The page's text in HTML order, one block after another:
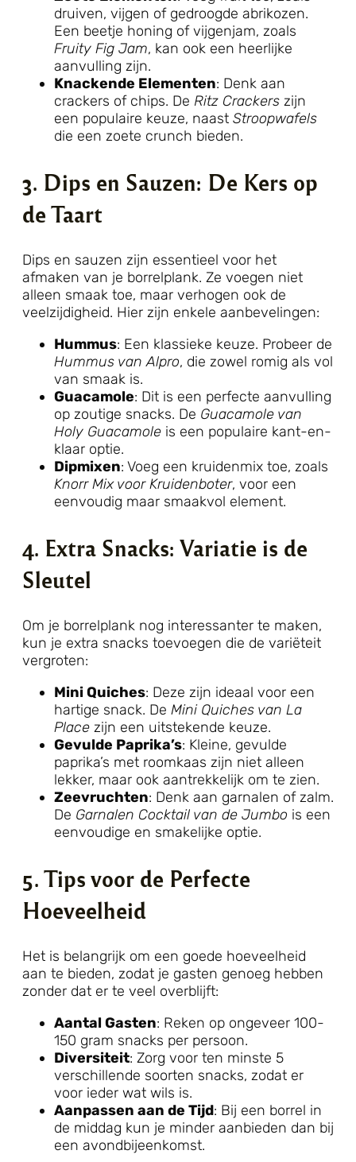
druiven, vijgen of gedroogde abrikozen.
Een beetje honing of vijgenjam, zoals
Fruity Fig Jam, kan ook een heerlijke
aanvulling zijn.
Knackende Elementen: Denk aan
crackers of chips. De Ritz Crackers zijn
een populaire keuze, naast Stroopwafels
die een zoete crunch bieden.
3. Dips en Sauzen: De Kers op
de Taart
Dips en sauzen zijn essentieel voor het
afmaken van je borrelplank. Ze voegen niet
alleen smaak toe, maar verhogen ook de
veelzijdigheid. Hier zijn enkele aanbevelingen:
Hummus: Een klassieke keuze. Probeer de
Hummus van Alpro, die zowel romig als vol
van smaak is.
Guacamole: Dit is een perfecte aanvulling
op zoutige snacks. De Guacamole van
Holy Guacamole is een populaire kant-en-
klaar optie.
Dipmixen: Voeg een kruidenmix toe, zoals
Knorr Mix voor Kruidenboter, voor een
eenvoudig maar smaakvol element.
4. Extra Snacks: Variatie is de
Sleutel
Om je borrelplank nog interessanter te maken,
kun je extra snacks toevoegen die de variëteit
vergroten:
Mini Quiches: Deze zijn ideaal voor een
hartige snack. De Mini Quiches van La
Place zijn een uitstekende keuze.
Gevulde Paprika’s: Kleine, gevulde
paprika’s met roomkaas zijn niet alleen
lekker, maar ook aantrekkelijk om te zien.
Zeevruchten: Denk aan garnalen of zalm.
De Garnalen Cocktail van de Jumbo is een
eenvoudige en smakelijke optie.
5. Tips voor de Perfecte
Hoeveelheid
Het is belangrijk om een goede hoeveelheid
aan te bieden, zodat je gasten genoeg hebben
zonder dat er te veel overblijft:
Aantal Gasten: Reken op ongeveer 100-
150 gram snacks per persoon.
Diversiteit: Zorg voor ten minste 5
verschillende soorten snacks, zodat er
voor ieder wat wils is.
Aanpassen aan de Tijd: Bij een borrel in
de middag kun je minder aanbieden dan bij
een avondbijeenkomst.